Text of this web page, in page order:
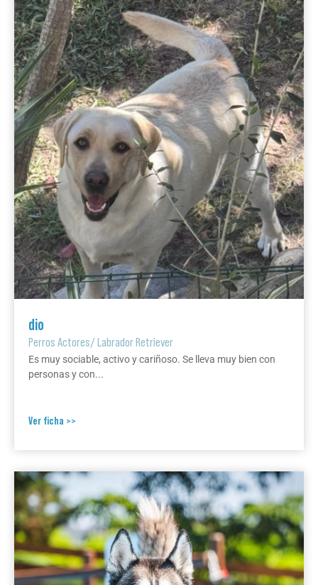
dio
Perros Actores/Labrador Retriever
Es muy sociable, activo y cariñoso. Se lleva muy bien con
personas y con...
Ver ficha >>